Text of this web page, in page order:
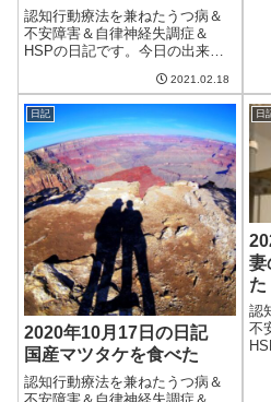
認知行動療法を兼ねたうつ病＆
不安障害＆自律神経失調症＆
HSPの日記です。今日の出来事
気。風もあったので洗濯物が乾
き、いい感じ。明日は寒くなる
らしい。ちょうど心療内科の予
約日なので、暖かくしていかね
ば。ずっと調子が悪...
2021.02.18
日記
2020年10月17日の日記
国産マツタケを食べた
認知行動療法を兼ねたうつ病＆
日
妻
た
認
不